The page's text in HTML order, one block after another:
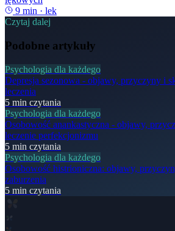
9 min · lek
Czytaj dalej
Podobne artykuły
Psychologia dla każdego
Depresja sezonowa - objawy, przyczyny i
leczenia
5 min czytania
Psychologia dla każdego
Osobowość anankastyczna - objawy,
leczenie perfekcjonizmu
5 min czytania
Psychologia dla każdego
Osobowość histrioniczna: objawy,
zaburzenia
5 min czytania